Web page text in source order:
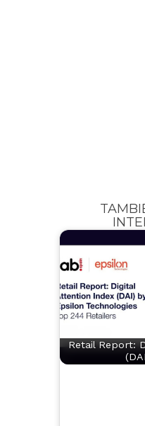
Retail Report: